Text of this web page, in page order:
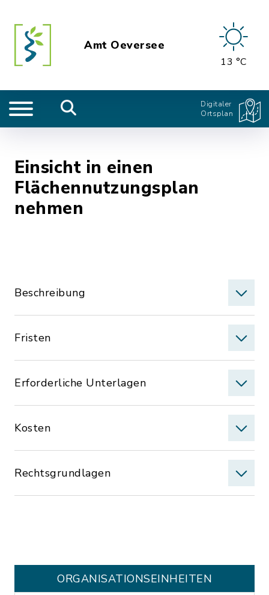
Amt Oeversee
13 °C
Digitaler
Ortsplan
Einsicht in einen
Flächennutzungsplan
nehmen
Beschreibung
Fristen
Erforderliche Unterlagen
Kosten
Rechtsgrundlagen
ORGANISATIONS­EINHEITEN